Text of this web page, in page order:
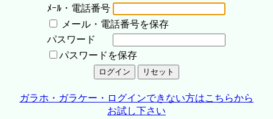
ﾒｰﾙ・電話番号
メール・電話番号を保存
パスワード
パスワードを保存
ガラホ・ガラケー・ログインできない方はこちらから
お試し下さい